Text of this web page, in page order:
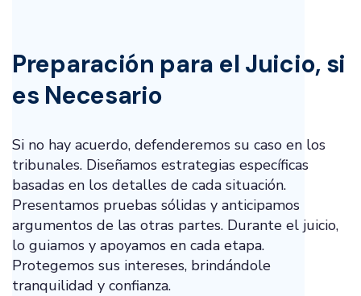
Preparación para el Juicio, si
es Necesario
Si no hay acuerdo, defenderemos su caso en los
tribunales. Diseñamos estrategias específicas
basadas en los detalles de cada situación.
Presentamos pruebas sólidas y anticipamos
argumentos de las otras partes. Durante el juicio,
lo guiamos y apoyamos en cada etapa.
Protegemos sus intereses, brindándole
tranquilidad y confianza.